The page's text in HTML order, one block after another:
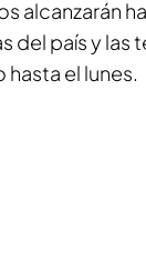
alcanzarán
del país y las
hasta el lunes.